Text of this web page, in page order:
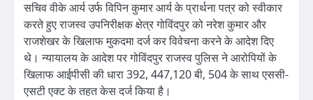
सचिव वीके आर्य उर्फ विपिन कुमार आर्य के प्रार्थना पत्र को स्वीकार
करते हुए राजस्व उपनिरीक्षक क्षेत्र गोविंदपुर को नरेश कुमार और
राजशेखर के खिलाफ मुकदमा दर्ज कर विवेचना करने के आदेश दिए
थे। न्यायालय के आदेश पर गोविंदपुर राजस्व पुलिस ने आरोपियों के
खिलाफ आईपीसी की धारा 392, 447,120 बी, 504 के साथ एससी-
एसटी एक्ट के तहत केस दर्ज किया है।